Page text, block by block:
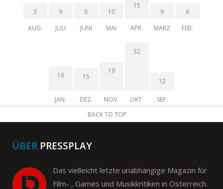
3
AUG.
9
JULI
8
JUNI
10
MAI
15
APR.
9
MÄRZ
6
FEB.
16
JAN.
15
DEZ.
19
NOV.
32
OKT.
12
SEP.
BACK TO TOP
ÜBER PRESSPLAY
Das vielleicht letzte unabhängige Magazin für
Film- , Games und Musikkritiken in Österreich.